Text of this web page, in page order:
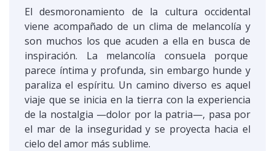
El desmoronamiento de la cultura occidental
viene acompañado de un clima de melancolía y
son muchos los que acuden a ella en busca de
inspiración. La melancolía consuela porque
parece íntima y profunda, sin embargo hunde y
paraliza el espíritu. Un camino diverso es aquel
viaje que se inicia en la tierra con la experiencia
de la nostalgia —dolor por la patria—, pasa por
el mar de la inseguridad y se proyecta hacia el
cielo del amor más sublime.